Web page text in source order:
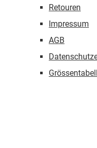
Retouren
Impressum
AGB